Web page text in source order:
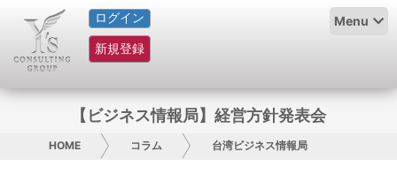
ログイン
新規登録
Menu
HOME
サービス紹介
グループ概要
【ビジネス情報局】経営方針発表会
HOME コラム 台湾ビジネス情報局